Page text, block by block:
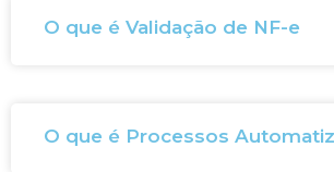
O que é Validação de NF-e
O que é Processos